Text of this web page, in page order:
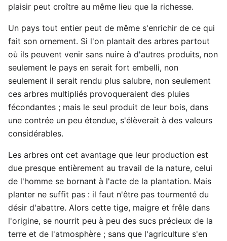
plaisir peut croître au même lieu que la richesse.
Un pays tout entier peut de même s'enrichir de ce qui
fait son ornement. Si l'on plantait des arbres partout
où ils peuvent venir sans nuire à d'autres produits, non
seulement le pays en serait fort embelli, non
seulement il serait rendu plus salubre, non seulement
ces arbres multipliés provoqueraient des pluies
fécondantes ; mais le seul produit de leur bois, dans
une contrée un peu étendue, s'élèverait à des valeurs
considérables.
Les arbres ont cet avantage que leur production est
due presque entièrement au travail de la nature, celui
de l'homme se bornant à l'acte de la plantation. Mais
planter ne suffit pas : il faut n'être pas tourmenté du
désir d'abattre. Alors cette tige, maigre et frêle dans
l'origine, se nourrit peu à peu des sucs précieux de la
terre et de l'atmosphère ; sans que l'agriculture s'en